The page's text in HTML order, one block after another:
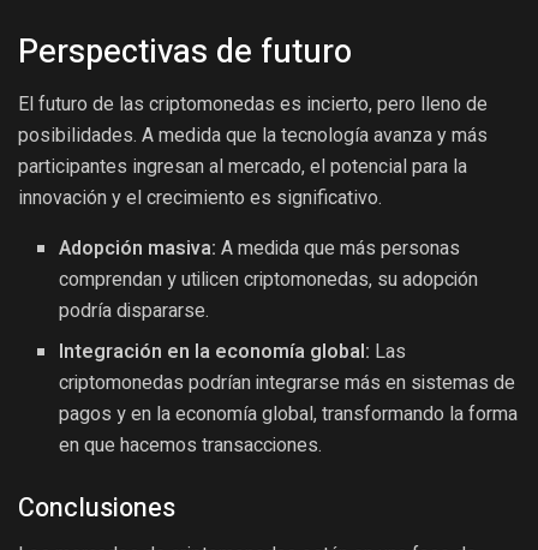
Perspectivas de futuro
El futuro de las criptomonedas es incierto, pero lleno de
posibilidades. A medida que la tecnología avanza y más
participantes ingresan al mercado, el potencial para la
innovación y el crecimiento es significativo.
Adopción masiva: A medida que más personas
comprendan y utilicen criptomonedas, su adopción
podría dispararse.
Integración en la economía global: Las
criptomonedas podrían integrarse más en sistemas de
pagos y en la economía global, transformando la forma
en que hacemos transacciones.
Conclusiones